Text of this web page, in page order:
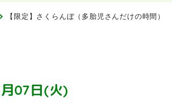
【限定】さくらんぼ（多胎児さんだけの時間
07日(火)